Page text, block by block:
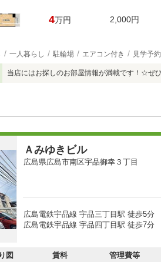
4万円 2,000円
一人暮らし 駐輪場 エアコン付き 見学予
当店にはお探しのお部屋情報が満載です！☆ぜ
Ａみゆきビル
広島県広島市南区宇品御幸３丁目
広島電鉄宇品線 宇品三丁目駅 徒歩5分
広島電鉄宇品線 宇品四丁目駅 徒歩7分
図 賃料 管理費等